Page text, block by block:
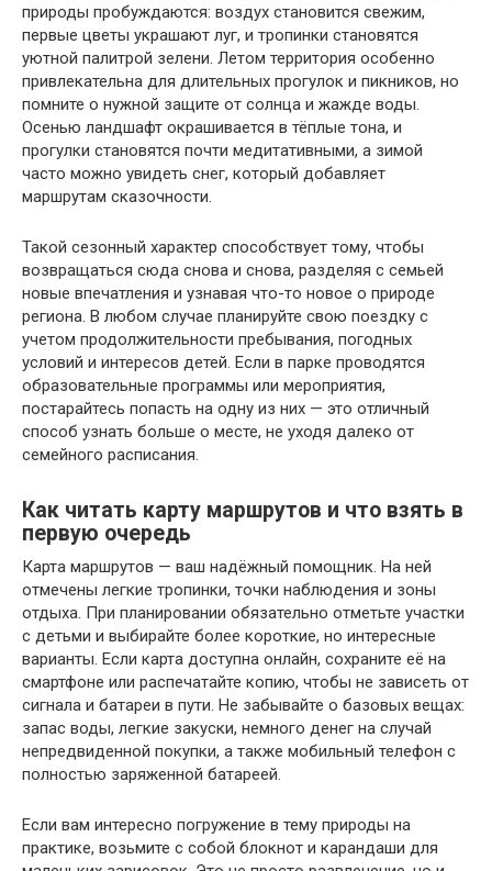
природы пробуждаются: воздух становится свежим,
первые цветы украшают луг, и тропинки становятся
уютной палитрой зелени. Летом территория особенно
привлекательна для длительных прогулок и пикников, но
помните о нужной защите от солнца и жажде воды.
Осенью ландшафт окрашивается в тёплые тона, и
прогулки становятся почти медитативными, а зимой
часто можно увидеть снег, который добавляет
маршрутам сказочности.
Такой сезонный характер способствует тому, чтобы
возвращаться сюда снова и снова, разделяя с семьей
новые впечатления и узнавая что-то новое о природе
региона. В любом случае планируйте свою поездку с
учетом продолжительности пребывания, погодных
условий и интересов детей. Если в парке проводятся
образовательные программы или мероприятия,
постарайтесь попасть на одну из них — это отличный
способ узнать больше о месте, не уходя далеко от
семейного расписания.
Как читать карту маршрутов и что взять в
первую очередь
Карта маршрутов — ваш надёжный помощник. На ней
отмечены легкие тропинки, точки наблюдения и зоны
отдыха. При планировании обязательно отметьте участки
с детьми и выбирайте более короткие, но интересные
варианты. Если карта доступна онлайн, сохраните её на
смартфоне или распечатайте копию, чтобы не зависеть от
сигнала и батареи в пути. Не забывайте о базовых вещах:
запас воды, легкие закуски, немного денег на случай
непредвиденной покупки, а также мобильный телефон с
полностью заряженной батареей.
Если вам интересно погружение в тему природы на
практике, возьмите с собой блокнот и карандаши для